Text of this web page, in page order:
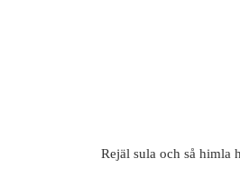
Rejäl sula och så himla